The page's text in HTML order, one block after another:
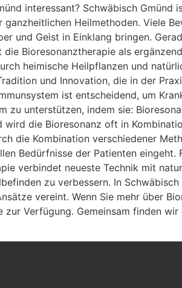
interessant? Schwäbisch
Heilmethoden. Viele
und Geist in Einklang bringen.
Bioresonanztherapie als
heimische Heilpflanzen und
und Innovation, die in der
ist entscheidend, um
zu unterstützen, indem sie:
die Bioresonanz oft in
die Kombination verschiedener
Bedürfnisse der Patienten
verbindet neueste Technik mit
zu verbessern. In
vereint. Wenn Sie mehr über
Verfügung. Gemeinsam finden